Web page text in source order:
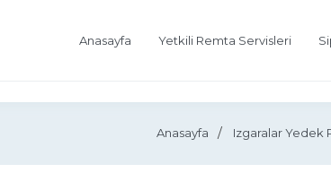
Anasayfa Yetkili Remta Servisleri
Anasayfa Izgaralar Yedek